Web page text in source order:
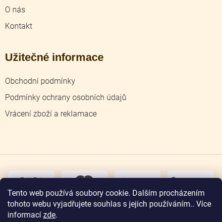
Tento web používá soubory cookie. Dalším procházením
tohoto webu vyjadřujete souhlas s jejich používáním.. Více
informací zde.
O nás
Kontakt
Užitečné informace
Obchodní podmínky
Podmínky ochrany osobních údajů
Vrácení zboží a reklamace
osobní